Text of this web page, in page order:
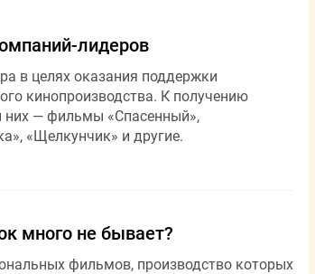
лидеров
в целях оказания поддержки
кинопроизводства. К получению
них — фильмы «Спасенный»,
«Щелкунчик» и другие.
много не бывает?
фильмов, производство которых